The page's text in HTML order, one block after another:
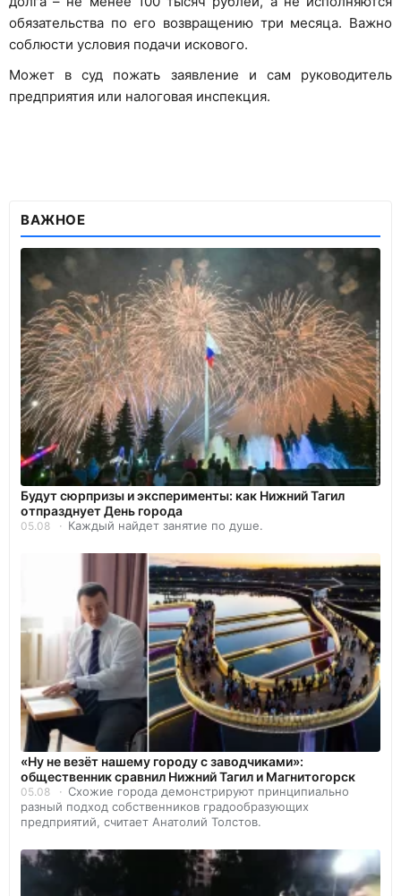
обязательства по его возвращению три месяца. Важно
соблюсти условия подачи искового.
Может в суд пожать заявление и сам руководитель
предприятия или налоговая инспекция.
ВАЖНОЕ
Будут сюрпризы и эксперименты: как Нижний Тагил
отпразднует День города
05.08 Каждый найдет занятие по душе.
«Ну не везёт нашему городу с заводчиками»:
общественник сравнил Нижний Тагил и Магнитогорск
05.08
Схожие города демонстрируют принципиально
разный подход собственников градообразующих
предприятий, считает Анатолий Толстов.